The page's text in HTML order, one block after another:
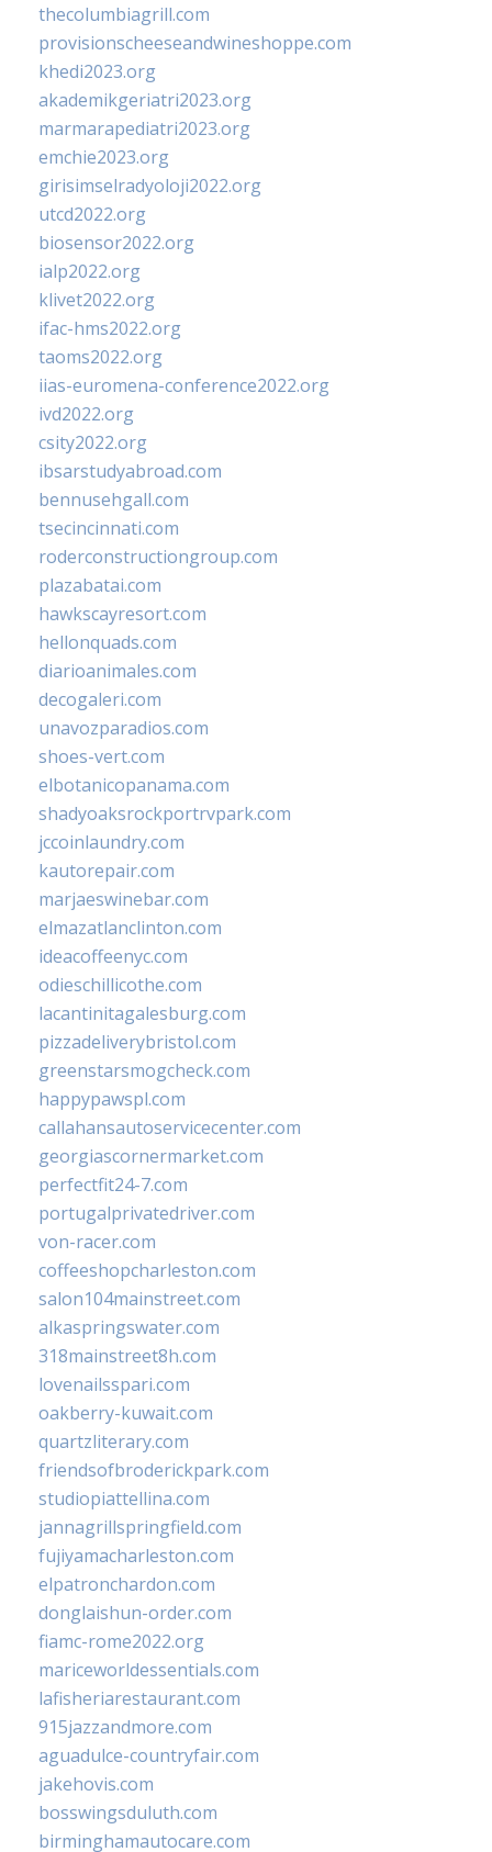
thecolumbiagrill.com
provisionscheeseandwineshoppe.com
khedi2023.org
akademikgeriatri2023.org
marmarapediatri2023.org
emchie2023.org
girisimselradyoloji2022.org
utcd2022.org
biosensor2022.org
ialp2022.org
klivet2022.org
ifac-hms2022.org
taoms2022.org
iias-euromena-conference2022.org
ivd2022.org
csity2022.org
ibsarstudyabroad.com
bennusehgall.com
tsecincinnati.com
roderconstructiongroup.com
plazabatai.com
hawkscayresort.com
hellonquads.com
diarioanimales.com
decogaleri.com
unavozparadios.com
shoes-vert.com
elbotanicopanama.com
shadyoaksrockportrvpark.com
jccoinlaundry.com
kautorepair.com
marjaeswinebar.com
elmazatlanclinton.com
ideacoffeenyc.com
odieschillicothe.com
lacantinitagalesburg.com
pizzadeliverybristol.com
greenstarsmogcheck.com
happypawspl.com
callahansautoservicecenter.com
georgiascornermarket.com
perfectfit24-7.com
portugalprivatedriver.com
von-racer.com
coffeeshopcharleston.com
salon104mainstreet.com
alkaspringswater.com
318mainstreet8h.com
lovenailsspari.com
oakberry-kuwait.com
quartzliterary.com
friendsofbroderickpark.com
studiopiattellina.com
jannagrillspringfield.com
fujiyamacharleston.com
elpatronchardon.com
donglaishun-order.com
fiamc-rome2022.org
mariceworldessentials.com
lafisheriarestaurant.com
915jazzandmore.com
aguadulce-countryfair.com
jakehovis.com
bosswingsduluth.com
birminghamautocare.com